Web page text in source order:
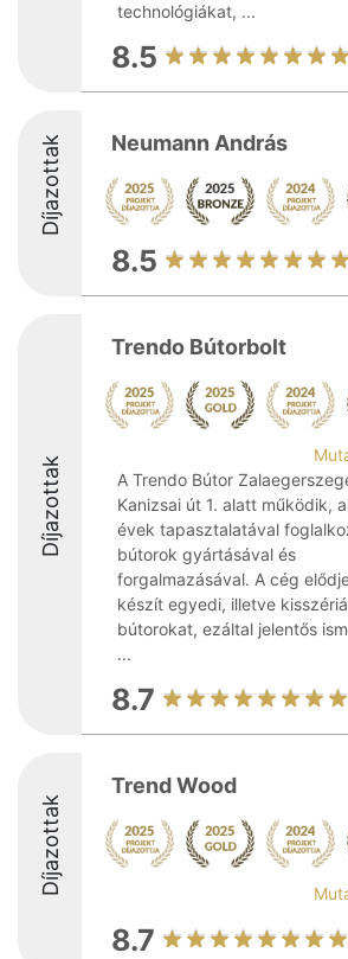
technológiákat, ...
8.5
Díjazottak Neumann András
8.5
Díjazottak
Trendo Bútorbolt
A Trendo Bútor
Kanizsai út 1. alatt működik,
évek tapasztalatával
bútorok gyártásával és
forgalmazásával. A cég
készít egyedi, illetve
bútorokat, ezáltal jelentős
...
8.7
Díjazottak
Trend Wood
8.7